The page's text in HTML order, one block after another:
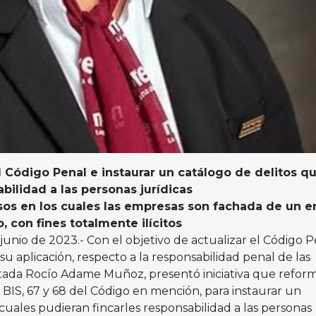
Penal e instaurar un catálogo de delitos
a las personas jurídicas
en los cuales las empresas son fachada de un
con fines totalmente ilícitos
junio de 2023.- Con el objetivo de actualizar el Código
aplicación, respecto a la responsabilidad penal de las
Rocío Adame Muñoz, presentó iniciativa que
BIS, 67 y 68 del Código en mención, para instaurar un
pudieran fincarles responsabilidad a las personas